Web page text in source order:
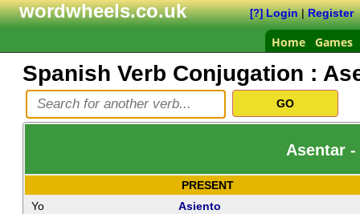
wordwheels.co.uk [?] Login|Register
Home Games
Spanish Verb Conjugation :
Asentar
PRESENT
Yo
Asiento